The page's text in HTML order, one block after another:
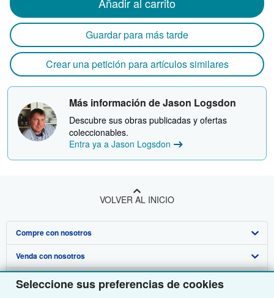
Seleccione sus preferencias de cookies
Guardar para más tarde
Crear una petición para artículos similares
Más información de Jason Logsdon
Descubre sus obras publicadas y ofertas
coleccionables.
Entra ya a Jason Logsdon
VOLVER AL INICIO
Compre con nosotros
Búsqueda avanzada
Colecciones
Venda con nosotros
Comenzar a vender
Sobre nosotros